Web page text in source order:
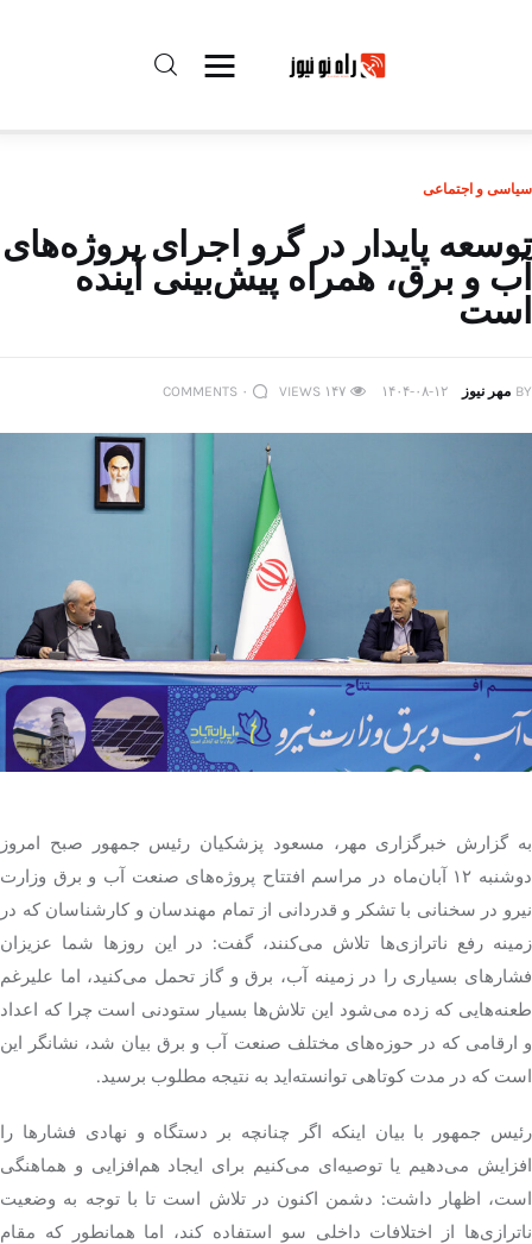
درباره راه‌ نو نیوز
ارتباط با راه‌ نو نیوز
تک کده
پایگاه خبری آبان
خرید موتور ایمپلنت
سیاسی و اجتماعی
توسعه پایدار در گرو اجرای پروژه‌های
آب و برق، همراه پیش‌بینی آینده
است
BY مهر نیوز ۱۴۰۴-۰۸-۱۲ ۱۴۷ VIEWS ۰ COMMENTS
به گزارش خبرگزاری مهر، مسعود پزشکیان رئیس جمهور صبح امروز
دوشنبه ۱۲ آبان‌ماه در مراسم افتتاح پروژه‌های صنعت آب و برق وزارت
نیرو در سخنانی با تشکر و قدردانی از تمام مهندسان و کارشناسان که در
زمینه رفع ناترازی‌ها تلاش می‌کنند، گفت: در این روزها شما عزیزان
فشارهای بسیاری را در زمینه آب، برق و گاز تحمل می‌کنید، اما علیرغم
طعنه‌هایی که زده می‌شود اینتلاش‌ها بسیار ستودنی است چرا که اعداد
و ارقامی که در حوزه‌های مختلف صنعت آب و برق بیان شد، نشانگر این
است که در مدت کوتاهی توانسته‌اید به نتیجه مطلوب برسید.
رئیس جمهور با بیان اینکه اگر چنانچه بر دستگاه و نهادی فشارها را
افزایش می‌دهیم یا توصیه‌ای می‌کنیم برای ایجاد هم‌افزایی و هماهنگی
است، اظهار داشت: دشمن اکنون در تلاش است تا با توجه به وضعیت
ناترازی‌ها از اختلافات داخلی سو استفاده کند، اما همانطور که مقام